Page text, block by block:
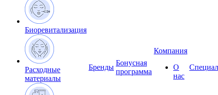
Биоревитализация
Расходные
материалы
Бренды
Бонусная
программа
Компания
О
нас